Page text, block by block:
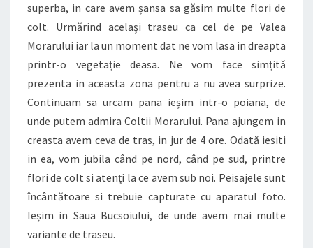
superba, in care avem șansa sa găsim multe flori de
colt. Urmărind același traseu ca cel de pe Valea
Morarului iar la un moment dat ne vom lasa in dreapta
printr-o vegetație deasa. Ne vom face simțită
prezenta in aceasta zona pentru a nu avea surprize.
Continuam sa urcam pana ieșim intr-o poiana, de
unde putem admira Coltii Morarului. Pana ajungem in
creasta avem ceva de tras, in jur de 4 ore. Odată iesiti
in ea, vom jubila când pe nord, când pe sud, printre
flori de colt si atenți la ce avem sub noi. Peisajele sunt
încântătoare si trebuie capturate cu aparatul foto.
Ieșim in Saua Bucsoiului, de unde avem mai multe
variante de traseu.